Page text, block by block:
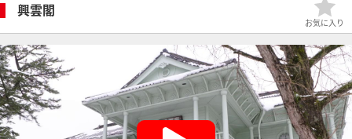
興雲閣
お気に入り